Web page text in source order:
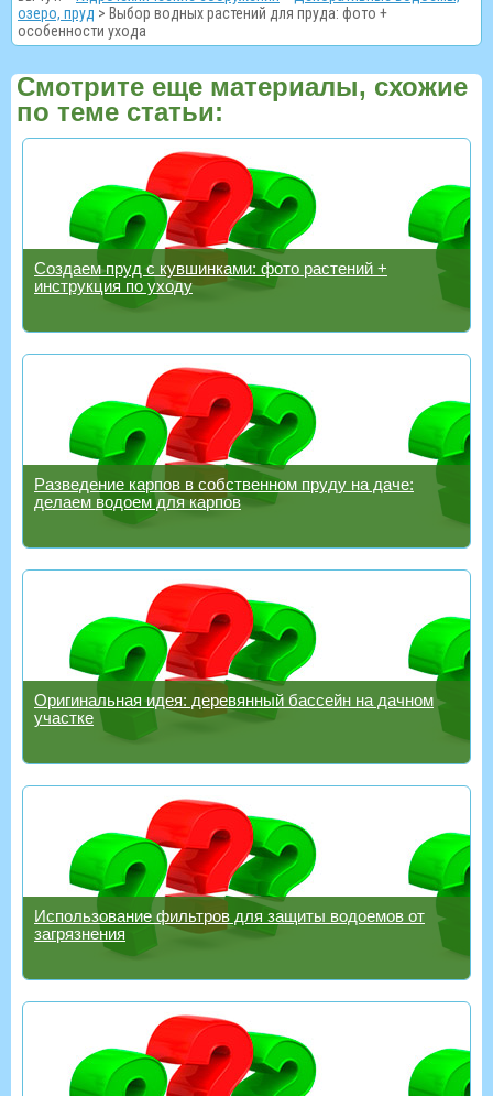
озеро, пруд > Выбор водных растений для пруда: фото +
особенности ухода
Смотрите еще материалы, схожие
по теме статьи:
Создаем пруд с кувшинками: фото растений +
инструкция по уходу
Разведение карпов в собственном пруду на даче:
делаем водоем для карпов
Оригинальная идея: деревянный бассейн на дачном
участке
Использование фильтров для защиты водоемов от
загрязнения